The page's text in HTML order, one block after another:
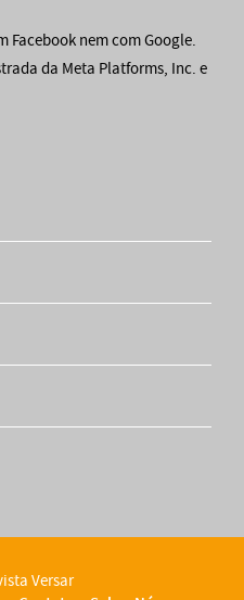
Facebook nem com Google.
da Meta Platforms, Inc. e
Versar